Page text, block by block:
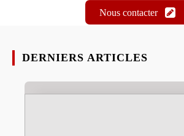
Nous contacter
DERNIERS ARTICLES